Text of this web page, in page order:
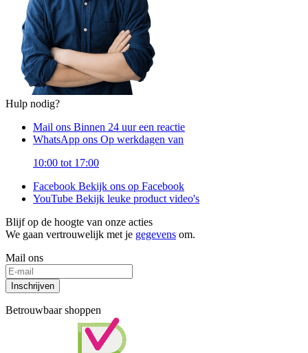
Hulp nodig?
Mail ons Binnen 24 uur een reactie
WhatsApp ons Op werkdagen van
10:00 tot 17:00
Facebook Bekijk ons op Facebook
YouTube Bekijk leuke product video's
Blijf op de hoogte van onze acties
We gaan vertrouwelijk met je gegevens om.
Mail ons
Inschrijven
Betrouwbaar shoppen